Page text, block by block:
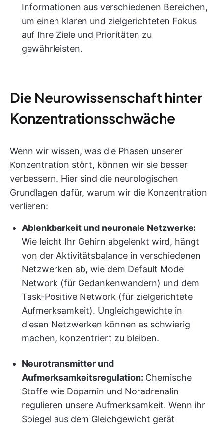
Informationen aus verschiedenen Bereichen,
um einen klaren und zielgerichteten Fokus
auf Ihre Ziele und Prioritäten zu
gewährleisten.
Die Neurowissenschaft hinter
Konzentrationsschwäche
Wenn wir wissen, was die Phasen unserer
Konzentration stört, können wir sie besser
verbessern. Hier sind die neurologischen
Grundlagen dafür, warum wir die Konzentration
verlieren:
Ablenkbarkeit und neuronale Netzwerke:
Wie leicht Ihr Gehirn abgelenkt wird, hängt
von der Aktivitätsbalance in verschiedenen
Netzwerken ab, wie dem Default Mode
Network (für Gedankenwandern) und dem
Task-Positive Network (für zielgerichtete
Aufmerksamkeit). Ungleichgewichte in
diesen Netzwerken können es schwierig
machen, konzentriert zu bleiben.
Neurotransmitter und
Aufmerksamkeitsregulation: Chemische
Stoffe wie Dopamin und Noradrenalin
regulieren unsere Aufmerksamkeit. Wenn ihr
Spiegel aus dem Gleichgewicht gerät